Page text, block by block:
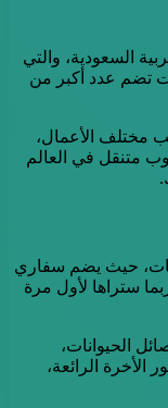
السعودية، والتي
تضاعفت 40%، فأصبحت تضم عدد أكبر من
جديدة تناسب مختلف الأعمال،
متنقل في العالم
حيث يضم سفاري
ستراها لأول مرة
الحيوانات،
الأخرة الرائعة،